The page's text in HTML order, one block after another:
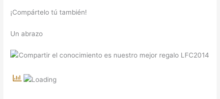
¡Compártelo tú también!
Un abrazo